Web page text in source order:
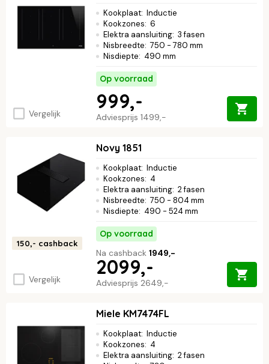
Vergelijk
Kookplaat: Inductie
Kookzones: 6
Elektra aansluiting: 3 fasen
Nisbreedte: 750 - 780 mm
Nisdiepte: 490 mm
Op voorraad
Adviesprijs 1499,-
999,-
150,- cashback
Vergelijk
Novy 1851
Kookplaat: Inductie
Kookzones: 4
Elektra aansluiting: 2 fasen
Nisbreedte: 750 - 804 mm
Nisdiepte: 490 - 524 mm
Op voorraad
Adviesprijs 2649,-
2099,-
Na cashback 1949,-
Miele KM7474FL
Kookplaat: Inductie
Kookzones: 4
Elektra aansluiting: 2 fasen